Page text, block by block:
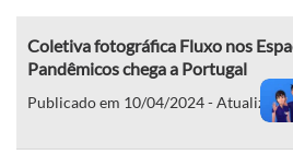
Coletiva fotográfica Fluxo nos
Pandêmicos chega a Portugal
Publicado em 10/04/2024 -